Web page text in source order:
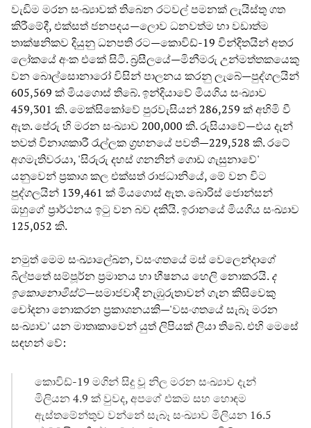
වැඩිම මරන සංඛ්‍යාවක් තිබෙන රටවල් පමනක් ලැයිස්තු ගත
කිරීමේදී, එක්සත් ජනපදය—ලොව ධනවත්ම හා වඩාත්ම
තාක්ෂනිකව දියුනු ධනපති රට—කොවිඩ්-19 වින්දිතයින් අතර
ලෝකයේ අංක එකේ සිටී. බ්‍රසීලයේ—මිනීමරු උන්මත්තකයෙකු
වන බොල්සොනාරෝ විසින් පාලනය කරනු ලැබේ—පුද්ගලයින්
605,569 ක් මියගොස් තිබේ. ඉන්දියාවේ මියගිය සංඛ්‍යාව
459,301 කි. මෙක්සිකෝවේ පුරවැසියන් 286,259 ක් අහිමි වී
ඇත. පේරු හි මරන සංඛ්‍යාව 200,000 කි. රුසියාවේ—එය දැන්
තවත් විනාශකාරී රැල්ලක ග්‍රහනයේ පවතී—229,528 කි. රටේ
අගමැතිවරයා, 'සිරුරු දහස් ගනනින් ගොඩ ගැසුනාවේ'
යනුවෙන් ප්‍රකාශ කල එක්සත් රාජධානියේ, මේ වන විට
පුද්ගලයින් 139,461 ක් මියගොස් ඇත. බොරිස් ජොන්සන්
ඔහුගේ ප්‍රාර්ථනය ඉටු වන බව දකියි. ඉරානයේ මියගිය සංඛ්‍යාව
125,052 කි.
නමුත් මෙම සංඛ්‍යාලේඛන, වසංගතයේ මස් වෙලෙන්දාගේ
බිල්පතේ සම්පූර්න ප්‍රමානය හා භීෂනය හෙලි නොකරයි.ද
ඉකොනොමිස්ට්—සමාජවාදී නැඹුරුතාවන් ගැන කිසිවෙකු
චෝදනා නොකරන ප්‍රකාශනයකි—'වසංගතයේ සැබෑ මරන
සංඛ්‍යාව' යන මාතෘකාවෙන් යුත් ලිපියක් ලියා තිබේ. එහි මෙසේ
සඳහන් වේ:
කොවිඩ්-19 මගින් සිදු වූ නිල මරන සංඛ්‍යාව දැන්
මිලියන 4.9 ක් වුවද, අපගේ එකම සහ හොඳම
ඇස්තමේන්තුව වන්නේ සැබෑ සංඛ්‍යාව මිලියන 16.5